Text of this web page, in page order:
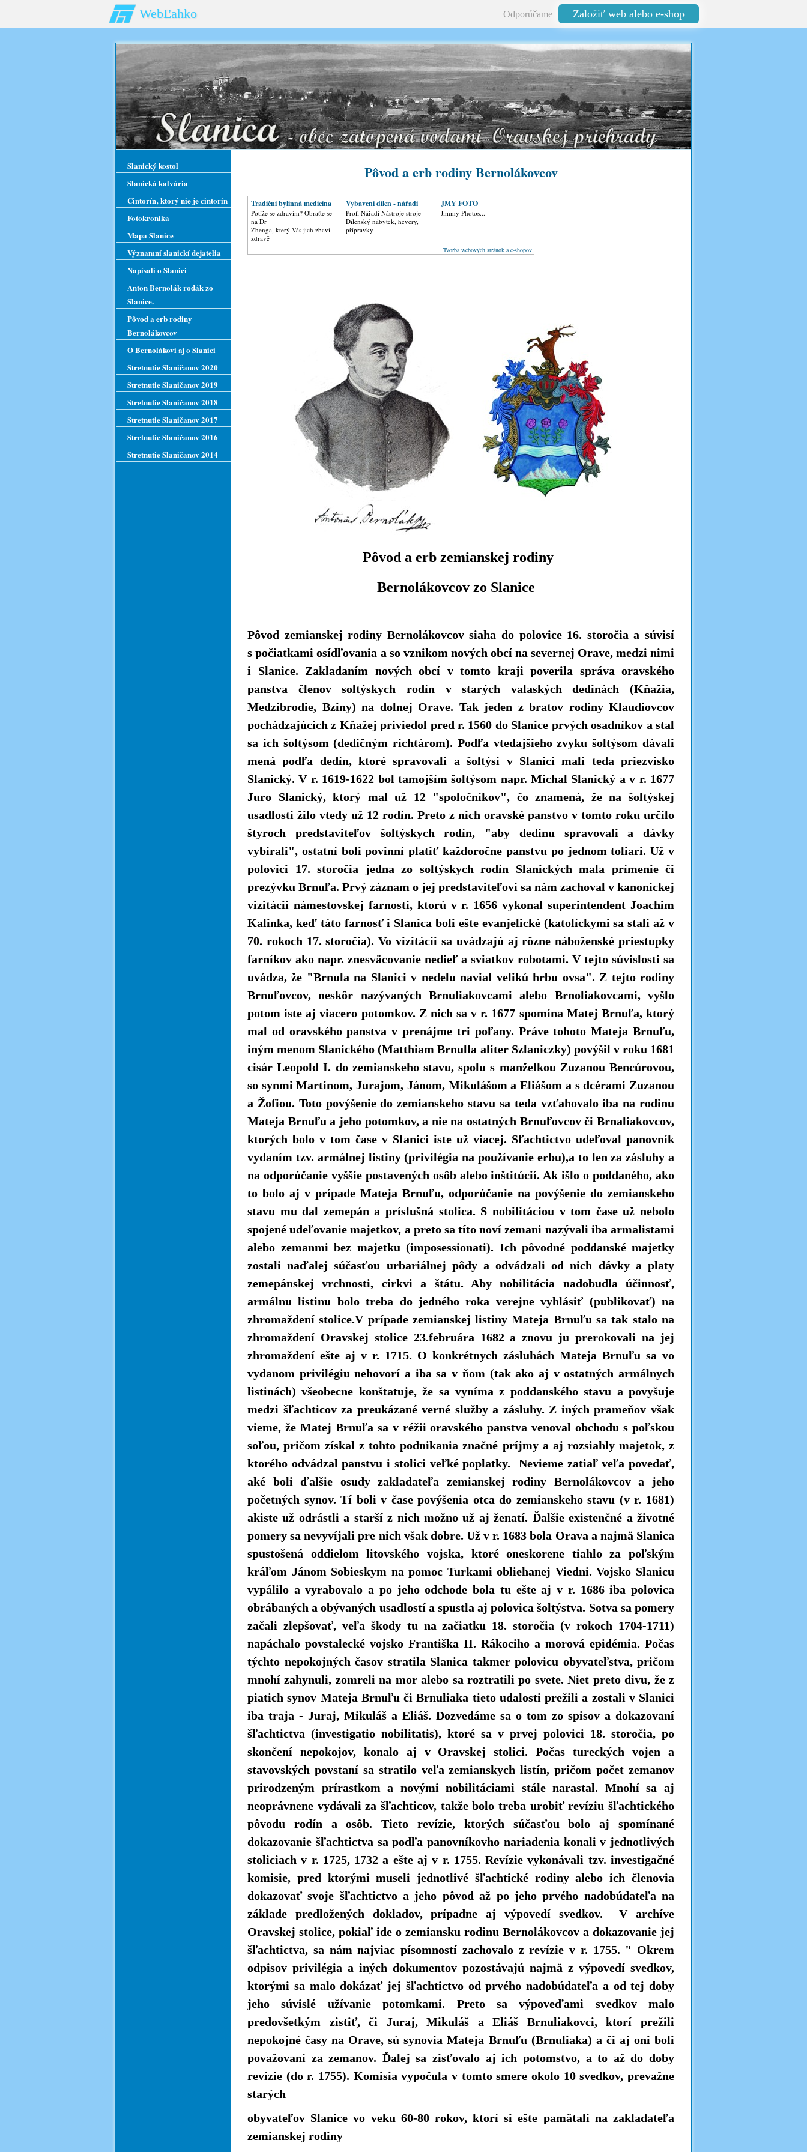
WebĽahko Odporúčame Založiť web alebo e-shop
Pôvod a erb rodiny Bernolákovcov
Tradiční bylinná medicína
Potíže se zdravím? Obraťte se
na Dr
Zhenga, který Vás jich zbaví
zdravě
Vybavení dílen - nářadí
Profi Nářadí Nástroje stroje
Dílenský nábytek, hevery,
přípravky
JMY FOTO
Jimmy Photos...
Tvorba webových stránok a e-shopov
Pôvod a erb zemianskej rodiny
Bernolákovcov zo Slanice
Pôvod zemianskej rodiny Bernolákovcov siaha do polovice 16. storočia a súvisí
s počiatkami osídľovania a so vznikom nových obcí na severnej Orave, medzi nimi
i Slanice. Zakladaním nových obcí v tomto kraji poverila správa oravského
panstva členov soltýskych rodín v starých valaských dedinách (Kňažia,
Medzibrodie, Bziny) na dolnej Orave. Tak jeden z bratov rodiny Klaudiovcov
pochádzajúcich z Kňažej priviedol pred r. 1560 do Slanice prvých osadníkov a stal
sa ich šoltýsom (dedičným richtárom). Podľa vtedajšieho zvyku šoltýsom dávali
mená podľa dedín, ktoré spravovali a šoltýsi v Slanici mali teda priezvisko
Slanický. V r. 1619-1622 bol tamojším šoltýsom napr. Michal Slanický a v r. 1677
Juro Slanický, ktorý mal už 12 "spoločníkov", čo znamená, že na šoltýskej
usadlosti žilo vtedy už 12 rodín. Preto z nich oravské panstvo v tomto roku určilo
štyroch predstaviteľov šoltýskych rodín, "aby dedinu spravovali a dávky
vybirali", ostatní boli povinní platiť každoročne panstvu po jednom toliari. Už v
polovici 17. storočia jedna zo soltýskych rodín Slanických mala prímenie či
prezývku Brnuľa. Prvý záznam o jej predstaviteľovi sa nám zachoval v kanonickej
vizitácii námestovskej farnosti, ktorú v r. 1656 vykonal superintendent Joachim
Kalinka, keď táto farnosť i Slanica boli ešte evanjelické (katolíckymi sa stali až v
70. rokoch 17. storočia). Vo vizitácii sa uvádzajú aj rôzne náboženské priestupky
farníkov ako napr. znesväcovanie nedieľ a sviatkov robotami. V tejto súvislosti sa
uvádza, že "Brnula na Slanici v nedelu navial velikú hrbu ovsa". Z tejto rodiny
Brnuľovcov, neskôr nazývaných Brnuliakovcami alebo Brnoliakovcami, vyšlo
potom iste aj viacero potomkov. Z nich sa v r. 1677 spomína Matej Brnuľa, ktorý
mal od oravského panstva v prenájme tri poľany. Práve tohoto Mateja Brnuľu,
iným menom Slanického (Matthiam Brnulla aliter Szlaniczky) povýšil v roku 1681
cisár Leopold I. do zemianskeho stavu, spolu s manželkou Zuzanou Bencúrovou,
so synmi Martinom, Jurajom, Jánom, Mikulášom a Eliášom a s dcérami Zuzanou
a Žofiou. Toto povýšenie do zemianskeho stavu sa teda vzťahovalo iba na rodinu
Mateja Brnuľu a jeho potomkov, a nie na ostatných Brnuľovcov či Brnaliakovcov,
ktorých bolo v tom čase v Slanici iste už viacej. Sľachtictvo udeľoval panovník
vydaním tzv. armálnej listiny (privilégia na používanie erbu),a to len za zásluhy a
na odporúčanie vyššie postavených osôb alebo inštitúcií. Ak išlo o poddaného, ako
to bolo aj v prípade Mateja Brnuľu, odporúčanie na povýšenie do zemianskeho
stavu mu dal zemepán a príslušná stolica. S nobilitáciou v tom čase už nebolo
spojené udeľovanie majetkov, a preto sa títo noví zemani nazývali iba armalistami
alebo zemanmi bez majetku (imposessionati). Ich pôvodné poddanské majetky
zostali naďalej súčasťou urbariálnej pôdy a odvádzali od nich dávky a platy
zemepánskej vrchnosti, cirkvi a štátu. Aby nobilitácia nadobudla účinnosť,
armálnu listinu bolo treba do jedného roka verejne vyhlásiť (publikovať) na
zhromaždení stolice.V prípade zemianskej listiny Mateja Brnuľu sa tak stalo na
zhromaždení Oravskej stolice 23.februára 1682 a znovu ju prerokovali na jej
zhromaždení ešte aj v r. 1715. O konkrétnych zásluhách Mateja Brnuľu sa vo
vydanom privilégiu nehovorí a iba sa v ňom (tak ako aj v ostatných armálnych
listinách) všeobecne konštatuje, že sa vyníma z poddanského stavu a povyšuje
medzi šľachticov za preukázané verné služby a zásluhy. Z iných prameňov však
vieme, že Matej Brnuľa sa v réžii oravského panstva venoval obchodu s poľskou
soľou, pričom získal z tohto podnikania značné príjmy a aj rozsiahly majetok, z
ktorého odvádzal panstvu i stolici veľké poplatky. Nevieme zatiaľ veľa povedať,
aké boli ďalšie osudy zakladateľa zemianskej rodiny Bernolákovcov a jeho
početných synov. Tí boli v čase povýšenia otca do zemianskeho stavu (v r. 1681)
akiste už odrástli a starší z nich možno už aj ženatí. Ďalšie existenčné a životné
pomery sa nevyvíjali pre nich však dobre. Už v r. 1683 bola Orava a najmä Slanica
spustošená oddielom litovského vojska, ktoré oneskorene tiahlo za poľským
kráľom Jánom Sobieskym na pomoc Turkami obliehanej Viedni. Vojsko Slanicu
vypálilo a vyrabovalo a po jeho odchode bola tu ešte aj v r. 1686 iba polovica
obrábaných a obývaných usadlostí a spustla aj polovica šoltýstva. Sotva sa pomery
začali zlepšovať, veľa škody tu na začiatku 18. storočia (v rokoch 1704-1711)
napáchalo povstalecké vojsko Františka II. Rákociho a morová epidémia. Počas
týchto nepokojných časov stratila Slanica takmer polovicu obyvateľstva, pričom
mnohí zahynuli, zomreli na mor alebo sa roztratili po svete. Niet preto divu, že z
piatich synov Mateja Brnuľu či Brnuliaka tieto udalosti prežili a zostali v Slanici
iba traja - Juraj, Mikuláš a Eliáš. Dozvedáme sa o tom zo spisov a dokazovaní
šľachtictva (investigatio nobilitatis), ktoré sa v prvej polovici 18. storočia, po
skončení nepokojov, konalo aj v Oravskej stolici. Počas tureckých vojen a
stavovských povstaní sa stratilo veľa zemianskych listín, pričom počet zemanov
prirodzeným prírastkom a novými nobilitáciami stále narastal. Mnohí sa aj
neoprávnene vydávali za šľachticov, takže bolo treba urobiť revíziu šľachtického
pôvodu rodín a osôb. Tieto revízie, ktorých súčasťou bolo aj spomínané
dokazovanie šľachtictva sa podľa panovníkovho nariadenia konali v jednotlivých
stoliciach v r. 1725, 1732 a ešte aj v r. 1755. Revízie vykonávali tzv. investigačné
komisie, pred ktorými museli jednotlivé šľachtické rodiny alebo ich členovia
dokazovať svoje šľachtictvo a jeho pôvod až po jeho prvého nadobúdateľa na
základe predložených dokladov, prípadne aj výpovedí svedkov. V archíve
Oravskej stolice, pokiaľ ide o zemiansku rodinu Bernolákovcov a dokazovanie jej
šľachtictva, sa nám najviac písomností zachovalo z revízie v r. 1755. " Okrem
odpisov privilégia a iných dokumentov pozostávajú najmä z výpovedí svedkov,
ktorými sa malo dokázať jej šľachtictvo od prvého nadobúdateľa a od tej doby
jeho súvislé užívanie potomkami. Preto sa výpoveďami svedkov malo
predovšetkým zistiť, či Juraj, Mikuláš a Eliáš Brnuliakovci, ktorí prežili
nepokojné časy na Orave, sú synovia Mateja Brnuľu (Brnuliaka) a či aj oni boli
považovaní za zemanov. Ďalej sa zisťovalo aj ich potomstvo, a to až do doby
revízie (do r. 1755). Komisia vypočula v tomto smere okolo 10 svedkov, prevažne
starých
obyvateľov Slanice vo veku 60-80 rokov, ktorí si ešte pamätali na zakladateľa
zemianskej rodiny
Slanický kostol
Slanická kalvária
Cintorín‚ ktorý nie je cintorín
Fotokronika
Mapa Slanice
Významní slanickí dejatelia
Napísali o Slanici
Anton Bernolák rodák zo
Slanice.
Pôvod a erb rodiny
Bernolákovcov
O Bernolákovi aj o Slanici
Stretnutie Slaničanov 2020
Stretnutie Slaničanov 2019
Stretnutie Slaničanov 2018
Stretnutie Slaničanov 2017
Stretnutie Slaničanov 2016
Stretnutie Slaničanov 2014